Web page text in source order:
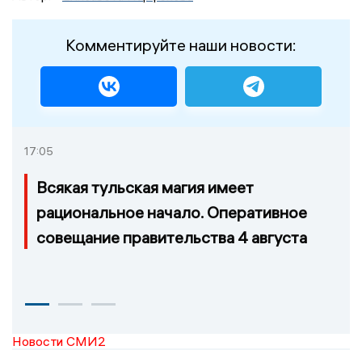
Комментируйте наши новости:
17:05
Всякая тульская магия имеет
рациональное начало. Оперативное
совещание правительства 4 августа
Новости СМИ2